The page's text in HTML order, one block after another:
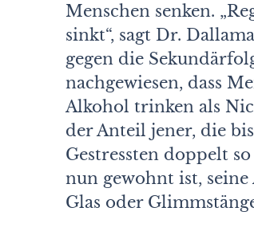
Menschen senken.
sinkt“, sagt Dr.
gegen die
nachgewiesen, dass
Alkohol trinken als
der Anteil jener, die
Gestressten doppelt
nun gewohnt ist,
Glas oder